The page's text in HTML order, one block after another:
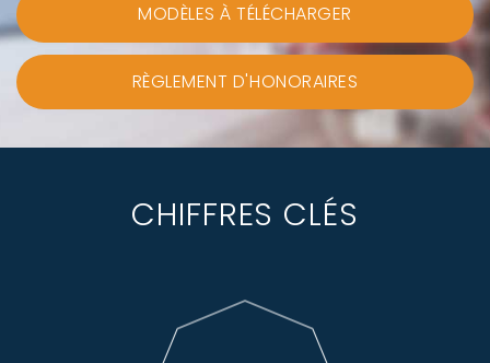
MODÈLES À TÉLÉCHARGER
RÈGLEMENT D'HONORAIRES
CHIFFRES CLÉS